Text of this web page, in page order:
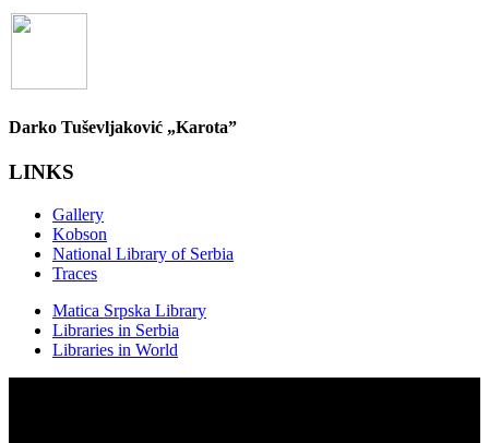
Darko Tuševljaković „Karota”
LINKS
Gallery
Kobson
National Library of Serbia
Traces
Matica Srpska Library
Libraries in Serbia
Libraries in World